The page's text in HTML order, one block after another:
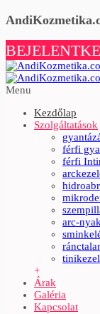
Menu
Kezdőlap
Szolgáltatások
férfi
férfi
arc-
+
Árak
Galéria
Kapcsolat